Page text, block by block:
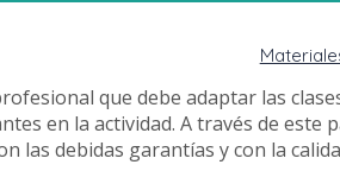
que debe adaptar las
en la actividad. A través de
las debidas garantías y con la